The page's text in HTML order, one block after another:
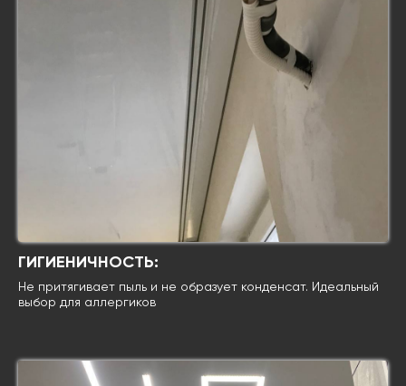
ГИГИЕНИЧНОСТЬ:
Не притягивает пыль и не образует конденсат. Идеальный
выбор для аллергиков